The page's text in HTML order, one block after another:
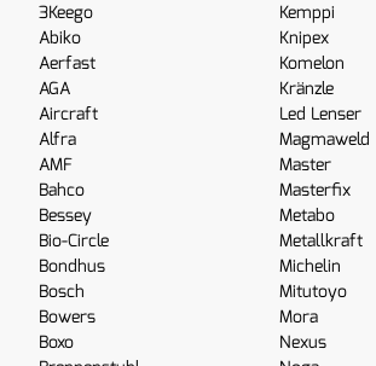
3Keego
Abiko
Aerfast
AGA
Aircraft
Alfra
AMF
Bahco
Bessey
Bio-Circle
Bondhus
Bosch
Bowers
Boxo
Kemppi
Knipex
Komelon
Kränzle
Led Lenser
Magmaweld
Master
Masterfix
Metabo
Metallkraft
Michelin
Mitutoyo
Mora
Nexus